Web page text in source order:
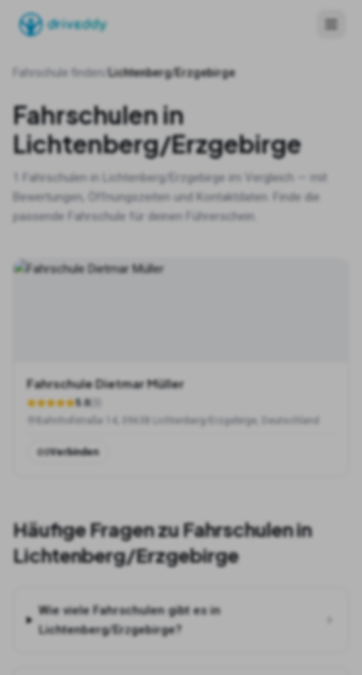
Fahrschule finden Lichtenberg/Erzgebirge
Fahrschulen in
Lichtenberg/Erzgebirge
Fahrschulen in Lichtenberg/Erzgebirge im Vergleich — mit
Bewertungen, Öffnungszeiten und Kontaktdaten. Finde die
passende Fahrschule für deinen Führerschein.
Fahrschule Dietmar Müller
5.0
Bahnhofstraße 14, 09638 Lichtenberg/Erzgebirge, Deutschland
Verbinden
Häufige Fragen zu Fahrschulen in
Lichtenberg/Erzgebirge
Wie viele Fahrschulen gibt es in
Lichtenberg/Erzgebirge?